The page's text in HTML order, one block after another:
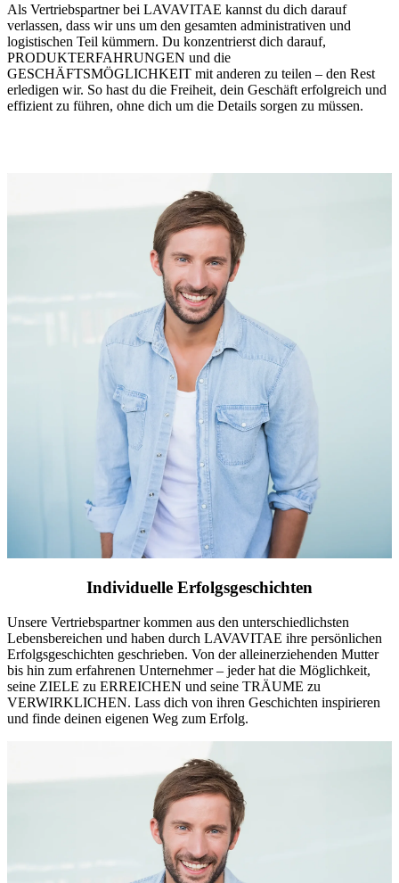
Als Vertriebspartner bei LAVAVITAE kannst du dich darauf
verlassen, dass wir uns um den gesamten administrativen und
logistischen Teil kümmern. Du konzentrierst dich darauf,
PRODUKTERFAHRUNGEN und die
GESCHÄFTSMÖGLICHKEIT mit anderen zu teilen – den Rest
erledigen wir. So hast du die Freiheit, dein Geschäft erfolgreich und
effizient zu führen, ohne dich um die Details sorgen zu müssen.
Individuelle Erfolgsgeschichten
Unsere Vertriebspartner kommen aus den unterschiedlichsten
Lebensbereichen und haben durch LAVAVITAE ihre persönlichen
Erfolgsgeschichten geschrieben. Von der alleinerziehenden Mutter
bis hin zum erfahrenen Unternehmer – jeder hat die Möglichkeit,
seine ZIELE zu ERREICHEN und seine TRÄUME zu
VERWIRKLICHEN. Lass dich von ihren Geschichten inspirieren
und finde deinen eigenen Weg zum Erfolg.